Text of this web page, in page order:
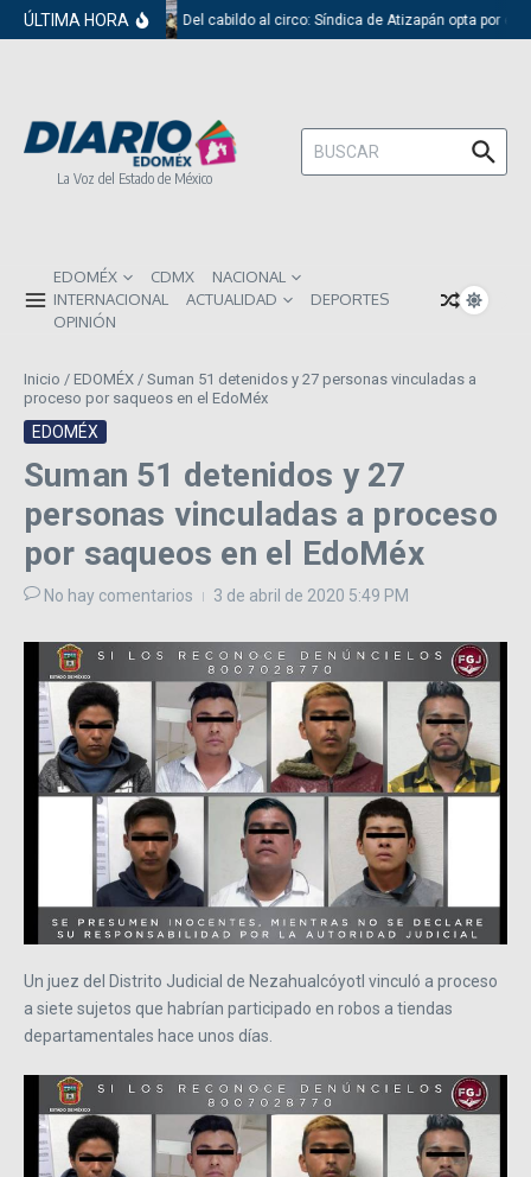
Saltar al contenido
ÚLTIMA HORA Del cabildo al circo: Síndica de Atizapán opta por el
La Voz del Estado de México
Buscar:
EDOMÉX CDMX
NACIONAL
INTERNACIONAL
ACTUALIDAD
DEPORTES
OPINIÓN
Inicio / EDOMÉX / Suman 51 detenidos y 27 personas vinculadas a
proceso por saqueos en el EdoMéx
EDOMÉX
Suman 51 detenidos y 27
personas vinculadas a proceso
por saqueos en el EdoMéx
No hay comentarios 3 de abril de 2020 5:49 PM
Un juez del Distrito Judicial de Nezahualcóyotl vinculó a proceso
a siete sujetos que habrían participado en robos a tiendas
departamentales hace unos días.